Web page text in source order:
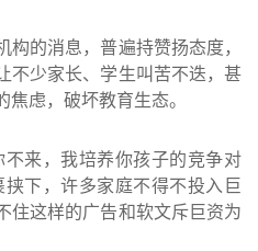
的消息，普遍持赞扬态度，
不少家长、学生叫苦不迭，甚
虑，破坏教育生态。
来，我培养你孩子的竞争对
下，许多家庭不得不投入巨
住这样的广告和软文斥巨资为